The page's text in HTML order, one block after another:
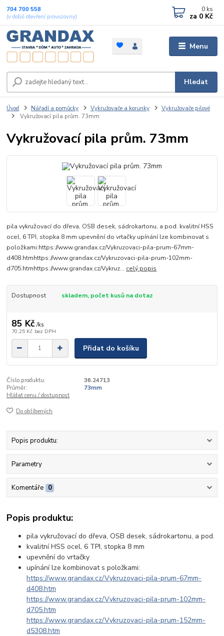
Menu
Hledat
704 700 558
(v době otevření provozovny)
0 ks
za 0 Kč
Úvod Nářadí a pomůcky Vykružovače a korunky
Vykružovače pilové
Vykružovací pila prům. 73mm
Vykružovací pila prům. 73mm
pila vykružovací do dřeva, OSB desek, sádrokartonu, a pod. kvalitní HSS
ocel, 6 TPI, stopka 8 mm upevnění do vrtačky upínání lze kombinovat s
položkami:https://www.grandax.cz/Vykruzovaci-pila-prum-67mm-
d408.htmhttps://www.grandax.cz/Vykruzovaci-pila-prum-102mm-
d705.htmhttps://www.grandax.cz/Vykruz... celý popis
Dostupnost skladem, počet kusů na dotaz
85 Kč /ks
70,25 Kč bez DPH
Přidat do košíku
Číslo produktu:
36.24713
Průměr:
73mm
Hlídat cenu / dostupnost
Do oblíbených
Popis produktu:
Parametry
Komentáře 0
Popis produktu:
pila vykružovací do dřeva, OSB desek, sádrokartonu, a pod.
kvalitní HSS ocel, 6 TPI, stopka 8 mm
upevnění do vrtačky
upínání lze kombinovat s položkami:
https://www.grandax.cz/Vykruzovaci-pila-prum-67mm-
d408.htm
https://www.grandax.cz/Vykruzovaci-pila-prum-102mm-
d705.htm
https://www.grandax.cz/Vykruzovaci-pila-prum-152mm-
d5308.htm